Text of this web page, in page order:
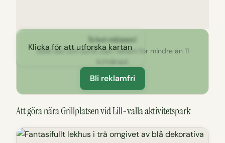
Klicka för att utforska kartan
Ta bort reklamen!
Stöd oss och surfa utan reklam för mindre än 11
kr/månad.
Bli reklamfri
Att göra nära Grillplatsen vid Lill-valla aktivitetspark